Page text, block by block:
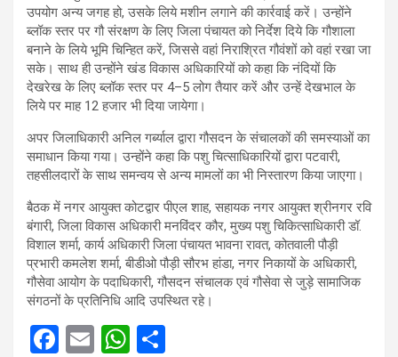
उपयोग अन्य जगह हो, उसके लिये मशीन लगाने की कार्रवाई करें। उन्होंने
ब्लॉक स्तर पर गौ संरक्षण के लिए जिला पंचायत को निर्देश दिये कि गौशाला
बनाने के लिये भूमि चिन्हित करें, जिससे वहां निराश्रित गौवंशों को वहां रखा जा
सके। साथ ही उन्होंने खंड विकास अधिकारियों को कहा कि नंदियों कि
देखरेख के लिए ब्लॉक स्तर पर 4–5 लोग तैयार करें और उन्हें देखभाल के
लिये पर माह 12 हजार भी दिया जायेगा।
अपर जिलाधिकारी अनिल गर्ब्याल द्वारा गौसदन के संचालकों की समस्याओं का
समाधान किया गया। उन्होंने कहा कि पशु चित्साधिकारियों द्वारा पटवारी,
तहसीलदारों के साथ समन्वय से अन्य मामलों का भी निस्तारण किया जाएगा।
बैठक में नगर आयुक्त कोटद्वार पीएल शाह, सहायक नगर आयुक्त श्रीनगर रवि
बंगारी, जिला विकास अधिकारी मनविंदर कौर, मुख्य पशु चिकित्साधिकारी डॉ.
विशाल शर्मा, कार्य अधिकारी जिला पंचायत भावना रावत, कोतवाली पौड़ी
प्रभारी कमलेश शर्मा, बीडीओ पौड़ी सौरभ हांडा, नगर निकायों के अधिकारी,
गौसेवा आयोग के पदाधिकारी, गौसदन संचालक एवं गौसेवा से जुड़े सामाजिक
संगठनों के प्रतिनिधि आदि उपस्थित रहे।
F
E
W